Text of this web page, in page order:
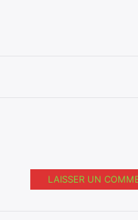
LAISSER UN